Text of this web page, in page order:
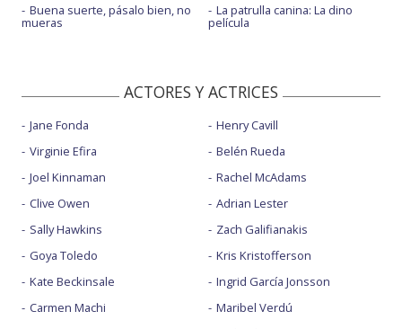
Buena suerte, pásalo bien, no
mueras
La patrulla canina: La dino
película
ACTORES Y ACTRICES
Jane Fonda
Virginie Efira
Joel Kinnaman
Clive Owen
Sally Hawkins
Goya Toledo
Kate Beckinsale
Carmen Machi
Henry Cavill
Belén Rueda
Rachel McAdams
Adrian Lester
Zach Galifianakis
Kris Kristofferson
Ingrid García Jonsson
Maribel Verdú